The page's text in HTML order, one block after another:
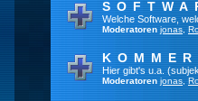
Welche Software,
Moderatoren jonas
Hier gibt's u.a.
Moderatoren jonas